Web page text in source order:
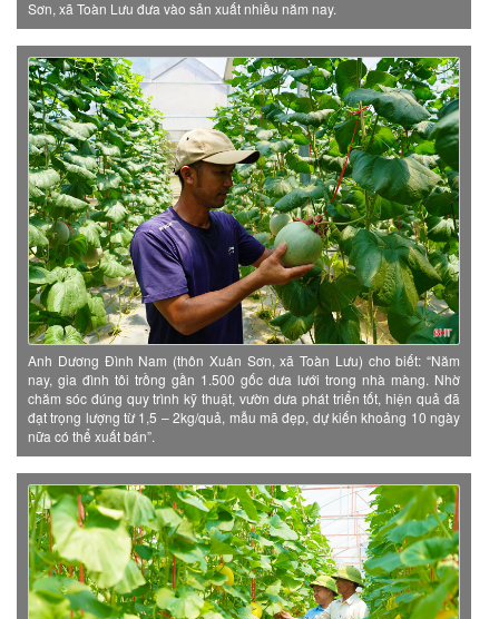
Sơn, xã Toàn Lưu đưa vào sản xuất nhiều năm nay.
Anh Dương Đình Nam (thôn Xuân Sơn, xã Toàn Lưu) cho biết: “Năm
nay, gia đình tôi trồng gần 1.500 gốc dưa lưới trong nhà màng. Nhờ
chăm sóc đúng quy trình kỹ thuật, vườn dưa phát triển tốt, hiện quả đã
đạt trọng lượng từ 1,5 – 2kg/quả, mẫu mã đẹp, dự kiến khoảng 10 ngày
nữa có thể xuất bán”.